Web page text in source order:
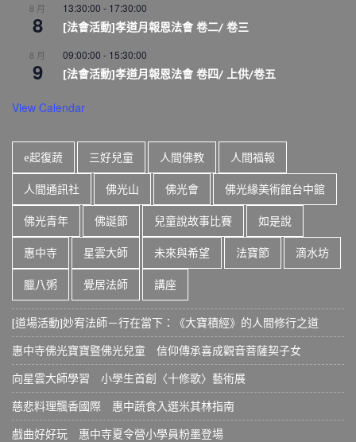
8 月
8
13:30:00 - 17:30:00
[法會活動]孝道月報恩法會 卷二/ 卷三
8 月
9
09:00:00 - 15:30:00
[法會活動]孝道月報恩法會 卷四/ 上供/卷五
View Calendar
e起復蔬 三好兒童 人間佛教 人間福報
人間通訊社 佛光山 佛光會 佛光緣美術館台中館
佛光青年 佛誕節 兒童說故事比賽 如是說
惠中寺 星雲大師 未來與希望 法寶節 滴水坊
臘八粥 覺居法師 講座
[道場活動]妙宥法師－行在當下：《大寶積經》的人間修行之道
惠中寺佛光寶寶暨佛光兒童 信仰傳承喜成觀音菩薩契子女
向星雲大師學習 小學生首創〈十修歌〉藝術展
慈悲料理飄香國際 惠中蔬食入選米其林指南
戲曲好好玩 惠中寺夏令營小學員粉墨登場